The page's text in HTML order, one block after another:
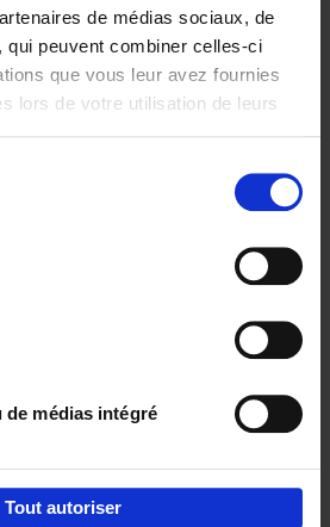
de médias sociaux, de
qui peuvent combiner celles-ci
que vous leur avez fournies
lors de votre utilisation de leurs
de médias intégré
Tout autoriser
29,99
marketing like a PRO -
revised edition (EN)